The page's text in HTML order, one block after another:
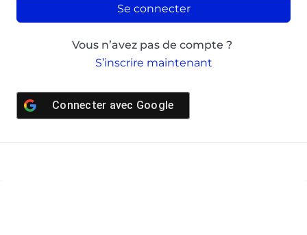
Se connecter
Vous n’avez pas de compte ?
S’inscrire maintenant
Connecter avec Google